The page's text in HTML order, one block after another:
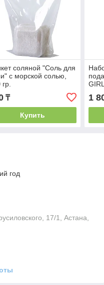
соляной "Соль для
с морской солью,
гр.
₸
Купить
1
год
17/1, Астана,